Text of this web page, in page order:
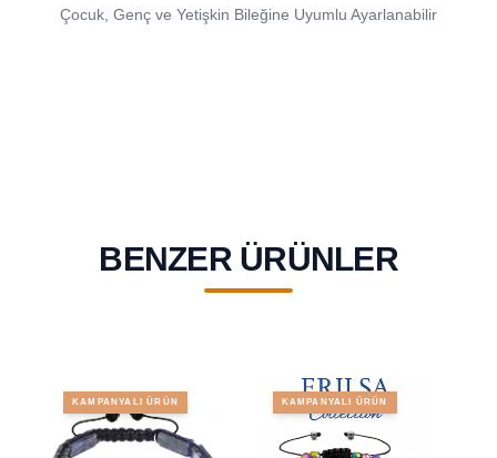
Çocuk, Genç ve Yetişkin Bileğine Uyumlu Ayarlanabilir
BENZER ÜRÜNLER
KAMPANYALI ÜRÜN KAMPANYALI ÜRÜN